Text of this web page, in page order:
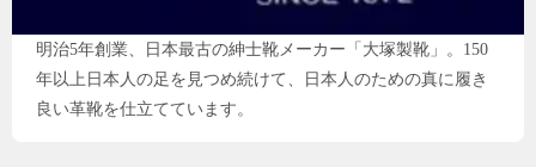
明治5年創業、日本最古の紳士靴メーカー「大塚製靴」。150
年以上日本人の足を見つめ続けて、日本人のための真に履き
良い革靴を仕立てています。